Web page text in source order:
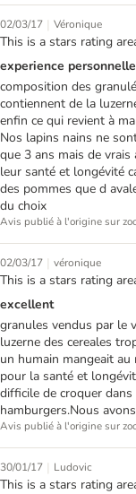
02/03/17 | Véronique
This is a stars rating
experience personnelle
composition des
contiennent de la
enfin ce qui revient à
Nos lapins nains ne
que 3 ans mais de
leur santé et longévité
des pommes que d
du choix
Avis publié à l'origine sur
02/03/17 | véronique
This is a stars rating
excellent
granules vendus par le
luzerne des cereales
un humain mangeait
pour la santé et
difficile de croquer
hamburgers.Nous
Avis publié à l'origine sur
30/01/17 | Ludovic
This is a stars rating